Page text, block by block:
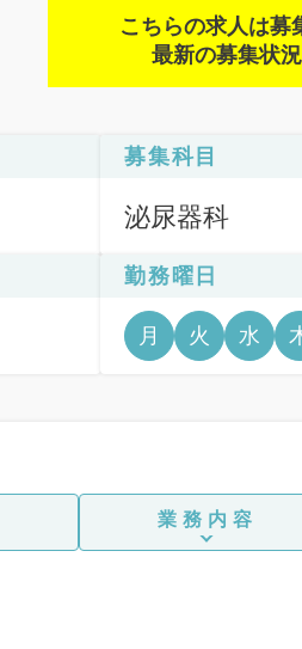
こちらの求人は募
最新の募集状
募集科目
泌尿器科
勤務曜日
月 火 水
業務内容